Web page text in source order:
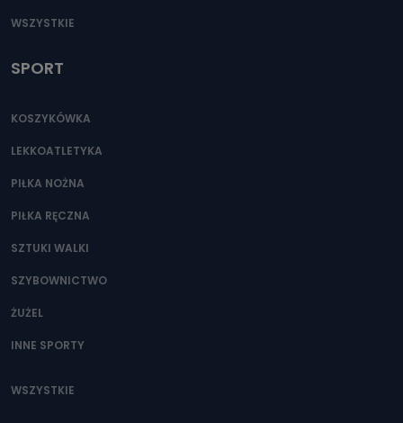
WSZYSTKIE
SPORT
KOSZYKÓWKA
LEKKOATLETYKA
PIŁKA NOŻNA
PIŁKA RĘCZNA
SZTUKI WALKI
SZYBOWNICTWO
ŻUŻEL
INNE SPORTY
WSZYSTKIE